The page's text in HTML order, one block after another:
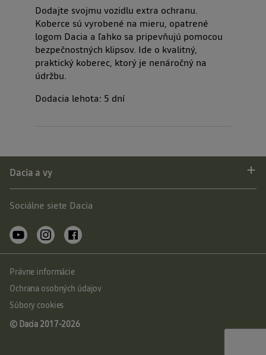
Dodajte svojmu vozidlu extra ochranu.
Koberce sú vyrobené na mieru, opatrené
logom Dacia a ľahko sa pripevňujú pomocou
bezpečnostných klipsov. Ide o kvalitný,
praktický koberec, ktorý je nenáročný na
údržbu.
Dodacia lehota: 5 dní
Dacia a vy
Sociálne siete Dacia
Právne informácie
Ochrana osobných údajov
Súbory cookies
© Dacia 2017-2026